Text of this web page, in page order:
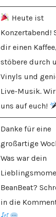
Heute ist
Konzertabend!
dir einen Kaffee,
stöbere durch
Vinyls und
Live-Musik.
uns auf euch!
Danke für eine
großartige
Was war dein
BeanBeat?
in die